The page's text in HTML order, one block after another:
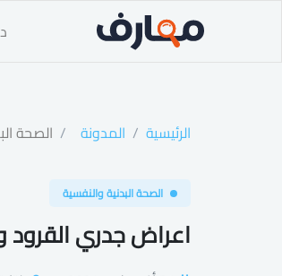
الرئيسية المدونة الصحة
الصحة البدنية والنفسية
اعراض جدري القرود